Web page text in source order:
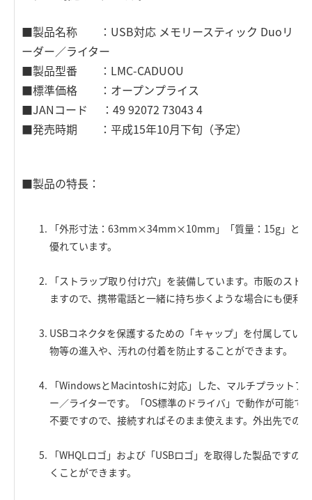
■製品名称 ：USB対応 メモリースティック Duoリ
ーダー／ライター
■製品型番 ：LMC-CADUOU
■標準価格 ：オープンプライス
■JANコード ：49 92072 73043 4
■発売時期 ：平成15年10月下旬（予定）
■製品の特長：
「外形寸法：63mm×34mm×10mm」「質量：15g」と、
優れています。
「ストラップ取り付け穴」を装備しています。市販のスト
ますので、携帯電話と一緒に持ち歩くような場合にも便利
USBコネクタを保護するための「キャップ」を付属してい
物等の進入や、汚れの付着を防止することができます。
「WindowsとMacintoshに対応」した、マルチプラットフ
ー／ライターです。「OS標準のドライバ」で動作が可能で
不要ですので、接続すればそのまま使えます。外出先での
「WHQLロゴ」および「USBロゴ」を取得した製品ですの
くことができます。